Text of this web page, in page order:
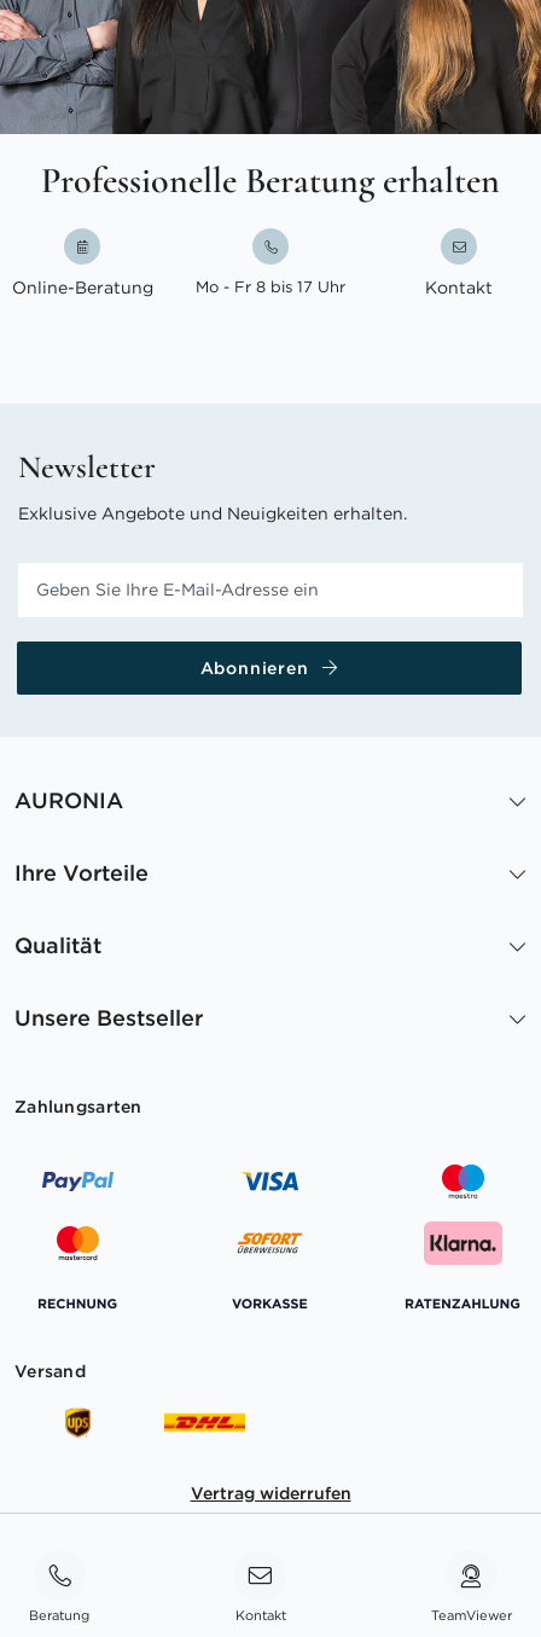
Professionelle Beratung erhalten
Online-Beratung Mo - Fr 8 bis 17 Uhr Kontakt
Newsletter
Exklusive Angebote und Neuigkeiten erhalten.
Abonnieren
AURONIA
Ihre Vorteile
Qualität
Unsere Bestseller
Zahlungsarten
Versand
Vertrag widerrufen
Beratung Kontakt TeamViewer